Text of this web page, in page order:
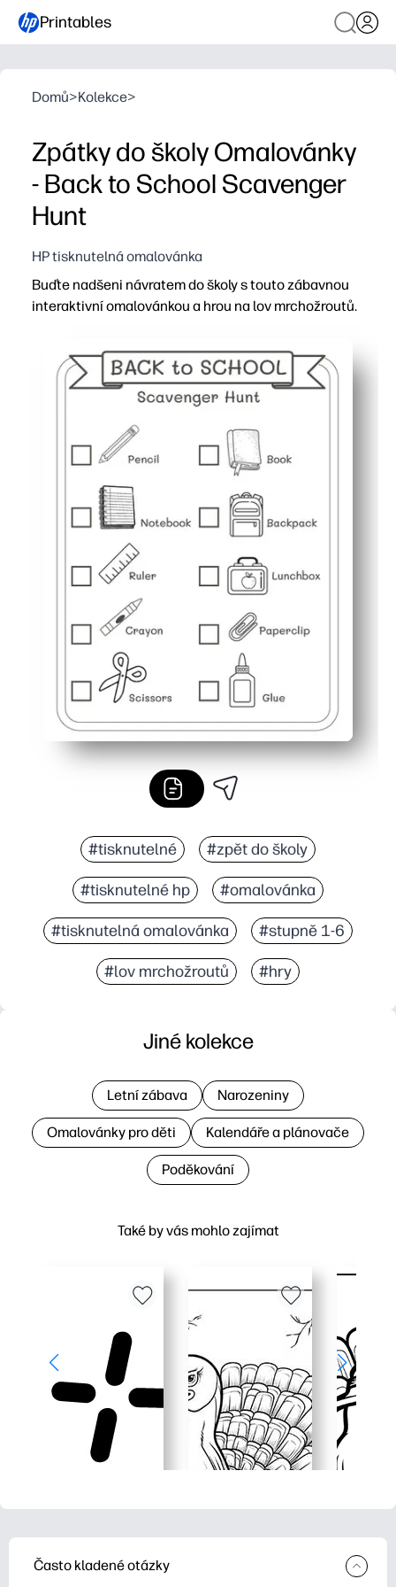
Printables
Domů>Kolekce>
Zpátky do školy Omalovánky
- Back to School Scavenger
Hunt
HP tisknutelná omalovánka
Buďte nadšeni návratem do školy s touto zábavnou
interaktivní omalovánkou a hrou na lov mrchožroutů.
Tiskněte a jděte - není nutná žádná příprava, stačí
Udržuje děti v pohybu a soustředění - barví a loví
Uvolňuje nervozitu prvního dne - hravý ledoborec,
Přizpůsobuje se vašemu plánu - použijte jej pro
#tisknutelné #zpět do školy
#tisknutelné hp #omalovánka
#tisknutelná omalovánka #stupně 1-6
#lov mrchožroutů #hry
Také by vás mohlo zajímat
Jiné kolekce
Letní zábava Narozeniny
Omalovánky pro děti Kalendáře a plánovače
Poděkování
Často kladené otázky